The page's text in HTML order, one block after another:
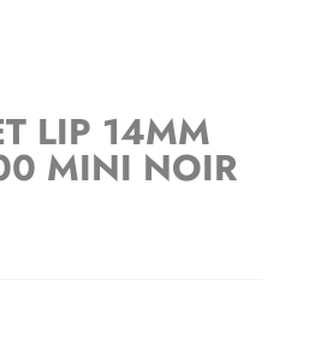
LIP 14MM
MINI NOIR